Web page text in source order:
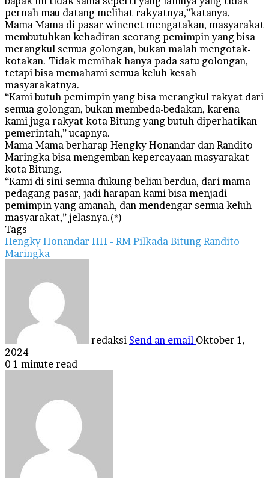
pernah mau datang melihat rakyatnya,”katanya.
Mama Mama di pasar winenet mengatakan, masyarakat
membutuhkan kehadiran seorang pemimpin yang bisa
merangkul semua golongan, bukan malah mengotak-
kotakan. Tidak memihak hanya pada satu golongan,
tetapi bisa memahami semua keluh kesah
masyarakatnya.
“Kami butuh pemimpin yang bisa merangkul rakyat dari
semua golongan, bukan membeda-bedakan, karena
kami juga rakyat kota Bitung yang butuh diperhatikan
pemerintah,” ucapnya.
Mama Mama berharap Hengky Honandar dan Randito
Maringka bisa mengemban kepercayaan masyarakat
kota Bitung.
“Kami di sini semua dukung beliau berdua, dari mama
pedagang pasar, jadi harapan kami bisa menjadi
pemimpin yang amanah, dan mendengar semua keluh
masyarakat,” jelasnya.(*)
Tags
Hengky Honandar HH - RM Pilkada Bitung Randito
Maringka
redaksi Send an email Oktober 1,
2024
0 1 minute read